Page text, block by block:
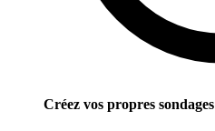
Créez vos propres sondages